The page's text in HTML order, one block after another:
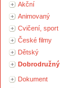
Akční
Animovaný
Cvičení, sport
České filmy
Dětský
Dobrodružný
Dokument